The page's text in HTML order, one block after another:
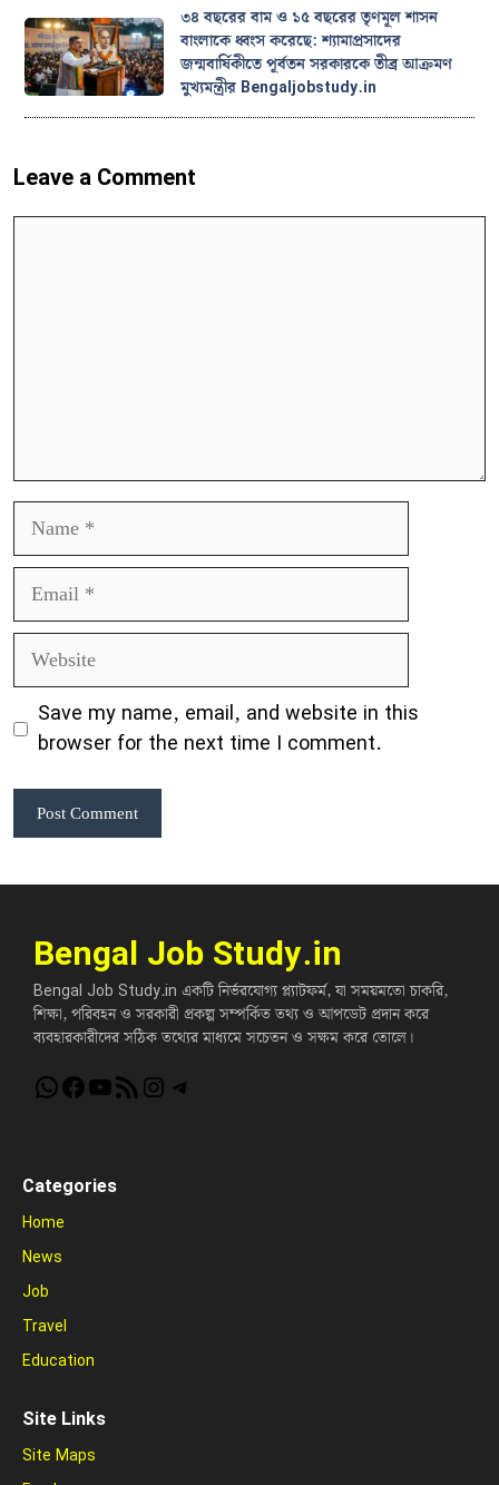
৩৪ বছরের বাম ও ১৫ বছরের তৃণমূল শাসন
বাংলাকে ধ্বংস করেছে: শ্যামাপ্রসাদের
জন্মবার্ষিকীতে পূর্বতন সরকারকে তীব্র আক্রমণ
মুখ্যমন্ত্রীর Bengaljobstudy.in
Leave a Comment
Name
Email
Website
Save my name, email, and website in this
browser for the next time I comment.
Bengal Job Study.in
Bengal Job Study.in একটি নির্ভরযোগ্য প্ল্যাটফর্ম, যা সময়মতো চাকরি,
শিক্ষা, পরিবহন ও সরকারী প্রকল্প সম্পর্কিত তথ্য ও আপডেট প্রদান করে
ব্যবহারকারীদের সঠিক তথ্যের মাধ্যমে সচেতন ও সক্ষম করে তোলে।
WhatsApp
Facebook
YouTube
RSS FeedInstagram
Telegram
Categories
Home
News
Job
Travel
Education
Site Links
Site Maps